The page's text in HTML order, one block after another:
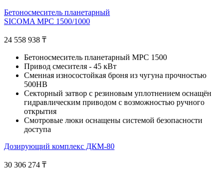
Бетоносмеситель планетарный
SICOMA MPC 1500/1000
24 558 938 ₸
Бетоносмеситель планетарный MPC 1500
Привод смесителя - 45 кВт
Cменная износостойкая броня из чугуна прочностью
500НВ
Секторный затвор с резиновым уплотнением оснащён
гидравлическим приводом с возможностью ручного
открытия
Смотровые люки оснащены системой безопасности
доступа
Дозирующий комплекс ДКМ-80
30 306 274 ₸